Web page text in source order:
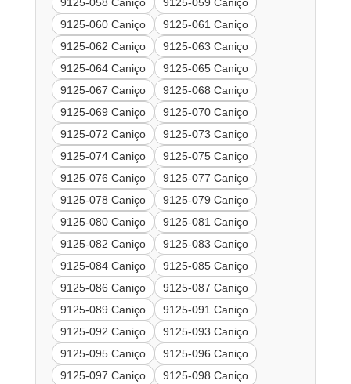
9125-060 Caniço
9125-061 Caniço
9125-062 Caniço
9125-063 Caniço
9125-064 Caniço
9125-065 Caniço
9125-067 Caniço
9125-068 Caniço
9125-069 Caniço
9125-070 Caniço
9125-072 Caniço
9125-073 Caniço
9125-074 Caniço
9125-075 Caniço
9125-076 Caniço
9125-077 Caniço
9125-078 Caniço
9125-079 Caniço
9125-080 Caniço
9125-081 Caniço
9125-082 Caniço
9125-083 Caniço
9125-084 Caniço
9125-085 Caniço
9125-086 Caniço
9125-087 Caniço
9125-089 Caniço
9125-091 Caniço
9125-092 Caniço
9125-093 Caniço
9125-095 Caniço
9125-096 Caniço
9125-097 Caniço
9125-098 Caniço